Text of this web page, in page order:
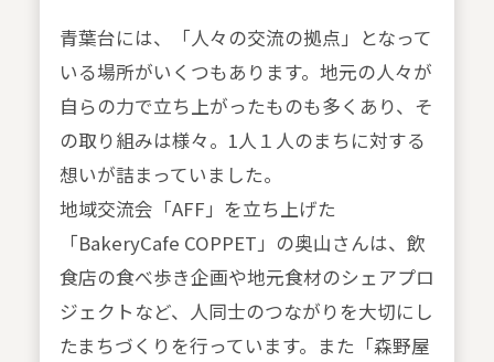
青葉台には、「人々の交流の拠点」となって
いる場所がいくつもあります。地元の人々が
自らの力で立ち上がったものも多くあり、そ
の取り組みは様々。1人１人のまちに対する
想いが詰まっていました。
地域交流会「AFF」を立ち上げた
「BakeryCafe COPPET」の奥山さんは、飲
食店の食べ歩き企画や地元食材のシェアプロ
ジェクトなど、人同士のつながりを大切にし
たまちづくりを行っています。また「森野屋